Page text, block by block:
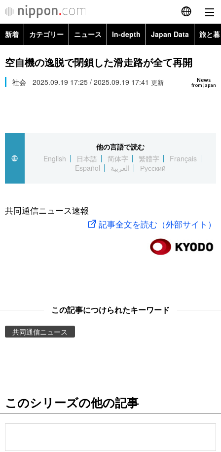
English
简体字
繁體字
العربية
社会
旅と暮らし
東京
新着 カテゴリー ニュース In-depth Japan Data 旅と
政治・外交
経済・ビジネス
社会
文化
科学・技術
暮らし
Topics
Images
お知らせ
空自機の逸脱で閉鎖した滑走路が全て再開
News
from Japan
社会 2025.09.19 17:25 / 2025.09.19 17:41 更新
他の言語で読む
English
日本語 简体字 繁體字
Français
Español
العربية Русский
共同通信ニュース速報
記事全文を読む（外部サイト）
この記事につけられたキーワード
共同通信ニュース
このシリーズの他の記事